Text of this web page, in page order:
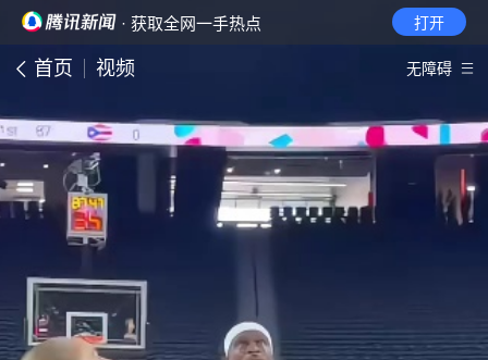
· 获取全网一手热点 打开
首页 视频 无障碍